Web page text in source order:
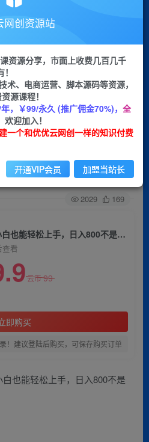
APP下载
GO
文
小白也能轻松上手，日入
关注 私信
2029 169
一份资料多种变现方式，小白也能轻松上手，日入800不是问题
查看
云币99
即购买
！建议登陆后购买，可保存购买订单
也能轻松上手，日入800不是
网创资源站
资源分享，市面上收费几百几千
术、电商运营、脚本源码等资源，
源课程！
，￥99/永久 (推广佣金70%)， 全
迎加入！
一个和优优云网创一样的知识付费
开通VIP会员 加盟当站长